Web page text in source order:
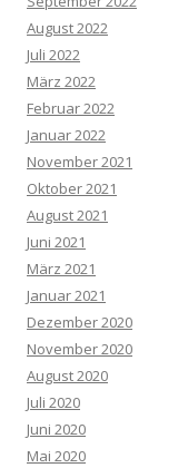
August 2022
Juli 2022
März 2022
Februar 2022
Januar 2022
November 2021
Oktober 2021
August 2021
Juni 2021
März 2021
Januar 2021
Dezember 2020
November 2020
August 2020
Juli 2020
Juni 2020
Mai 2020